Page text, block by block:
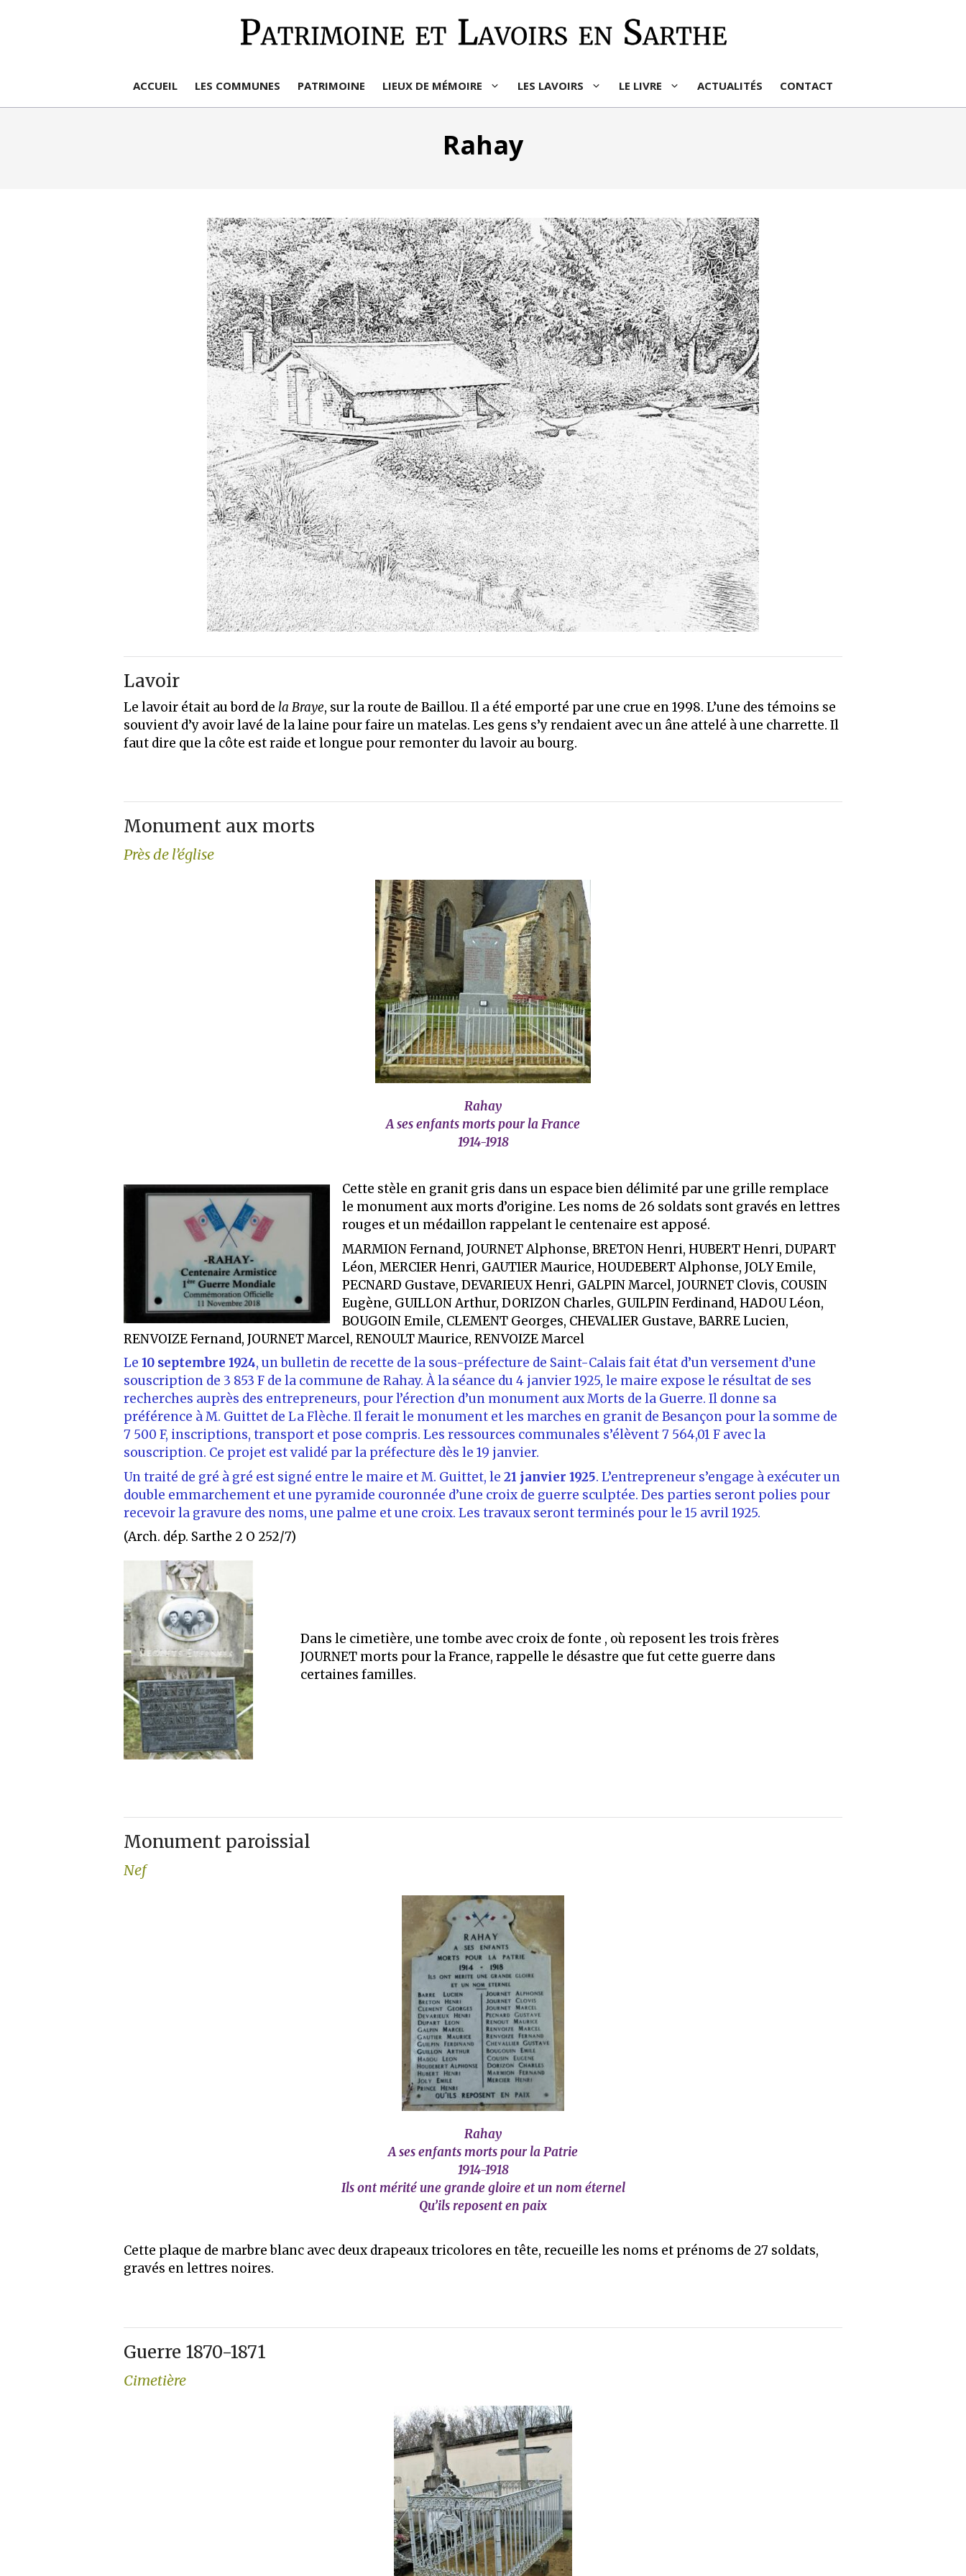
ACCUEIL LES COMMUNES PATRIMOINE LIEUX DE MÉMOIRE LES LAVOIRS LE LIVRE ACTUALITÉS CONTACT
Rahay
Lavoir
Le lavoir était au bord de la Braye, sur la route de Baillou. Il a été emporté par une crue en 1998. L’une des témoins se
souvient d’y avoir lavé de la laine pour faire un matelas. Les gens s’y rendaient avec un âne attelé à une charrette. Il
faut dire que la côte est raide et longue pour remonter du lavoir au bourg.
Monument aux morts
Près de l’église
Rahay
A ses enfants morts pour la France
1914-1918
Cette stèle en granit gris dans un espace bien délimité par une grille remplace
le monument aux morts d’origine. Les noms de 26 soldats sont gravés en lettres
rouges et un médaillon rappelant le centenaire est apposé.
MARMION Fernand, JOURNET Alphonse, BRETON Henri, HUBERT Henri, DUPART
Léon, MERCIER Henri, GAUTIER Maurice, HOUDEBERT Alphonse, JOLY Emile,
PECNARD Gustave, DEVARIEUX Henri, GALPIN Marcel, JOURNET Clovis, COUSIN
Eugène, GUILLON Arthur, DORIZON Charles, GUILPIN Ferdinand, HADOU Léon,
BOUGOIN Emile, CLEMENT Georges, CHEVALIER Gustave, BARRE Lucien,
RENVOIZE Fernand, JOURNET Marcel, RENOULT Maurice, RENVOIZE Marcel
Le 10 septembre 1924, un bulletin de recette de la sous-préfecture de Saint-Calais fait état d’un versement d’une
souscription de 3 853 F de la commune de Rahay. À la séance du 4 janvier 1925, le maire expose le résultat de ses
recherches auprès des entrepreneurs, pour l’érection d’un monument aux Morts de la Guerre. Il donne sa
préférence à M. Guittet de La Flèche. Il ferait le monument et les marches en granit de Besançon pour la somme de
7 500 F, inscriptions, transport et pose compris. Les ressources communales s’élèvent 7 564,01 F avec la
souscription. Ce projet est validé par la préfecture dès le 19 janvier.
Un traité de gré à gré est signé entre le maire et M. Guittet, le 21 janvier 1925. L’entrepreneur s’engage à exécuter un
double emmarchement et une pyramide couronnée d’une croix de guerre sculptée. Des parties seront polies pour
recevoir la gravure des noms, une palme et une croix. Les travaux seront terminés pour le 15 avril 1925.
(Arch. dép. Sarthe 2 O 252/7)
Dans le cimetière, une tombe avec croix de fonte , où reposent les trois frères
JOURNET morts pour la France, rappelle le désastre que fut cette guerre dans
certaines familles.
Monument paroissial
Nef
Rahay
A ses enfants morts pour la Patrie
1914-1918
Ils ont mérité une grande gloire et un nom éternel
Qu’ils reposent en paix
Cette plaque de marbre blanc avec deux drapeaux tricolores en tête, recueille les noms et prénoms de 27 soldats,
gravés en lettres noires.
Guerre 1870-1871
Cimetière